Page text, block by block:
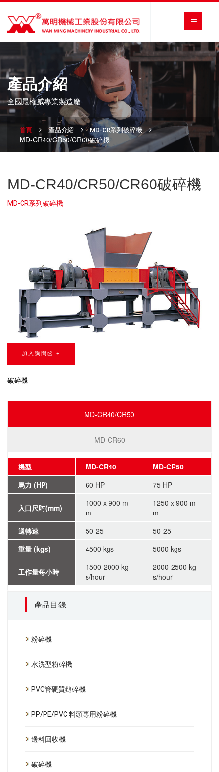
產品介紹
全國最權威專業製造廠
首頁 產品介紹 MD-CR系列破碎機
MD-CR40/CR50/CR60破碎機
MD-CR40/CR50/CR60破碎機
MD-CR系列破碎機
加入詢問函 +
破碎機
MD-CR40/CR50
MD-CR60
機型 MD-CR40
MD-CR50
馬力 (HP)
60 HP 75 HP
入口尺吋(mm)
1000 x 900 m
m
1250 x 900 m
m
迴轉速
50-25
50-25
重量 (kgs)
4500 kgs 5000 kgs
工作量每小時
1500-2000 kg
s/hour
2000-2500 kg
s/hour
產品目錄
粉碎機
水洗型粉碎機
PVC管硬質鎚碎機
PP/PE/PVC 料頭專用粉碎機
邊料回收機
破碎機